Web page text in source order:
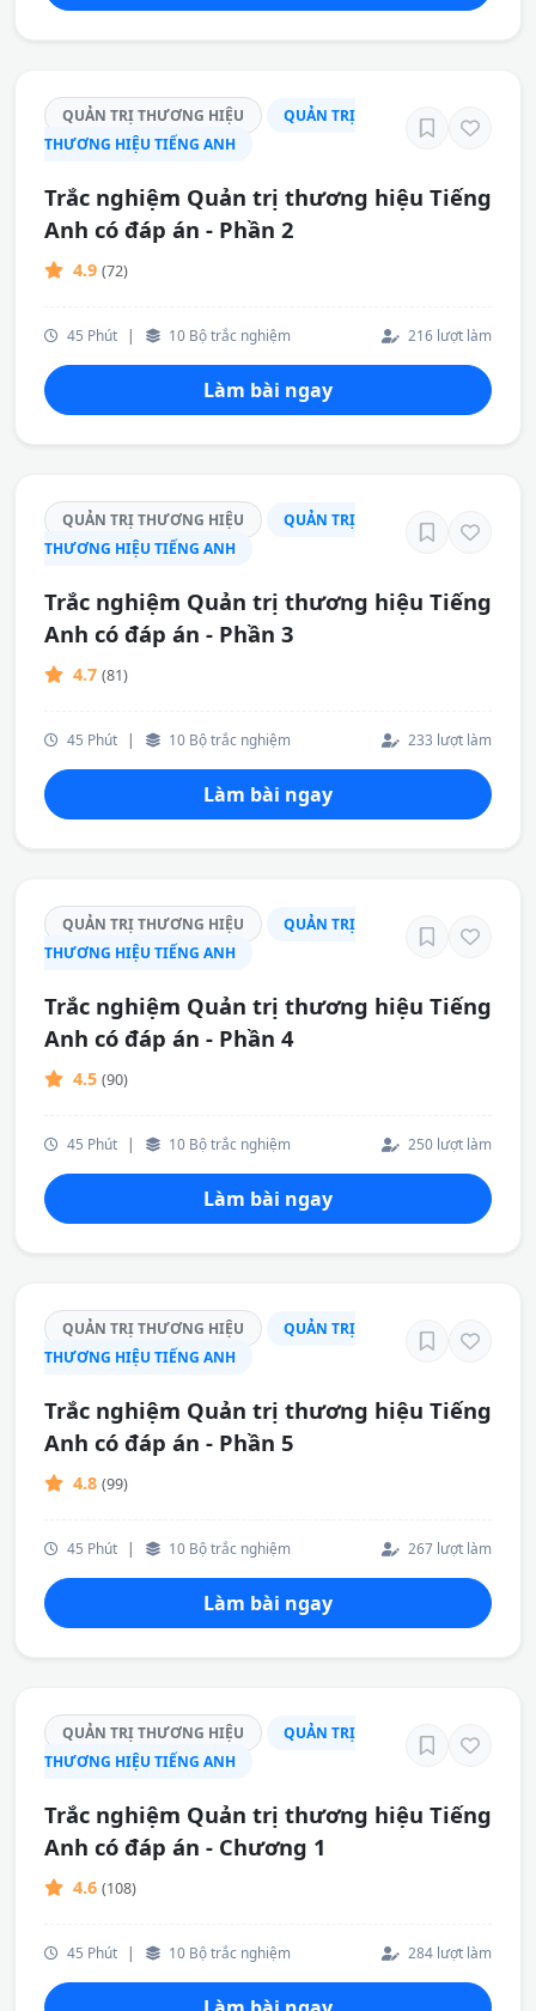
QUẢN TRỊ THƯƠNG HIỆU
QUẢN TRỊ
THƯƠNG HIỆU TIẾNG ANH
Trắc nghiệm Quản trị thương hiệu Tiếng
Anh có đáp án - Phần 2
4.9 (72)
45 Phút | 10 Bộ trắc nghiệm 216 lượt làm
Làm bài ngay
QUẢN TRỊ THƯƠNG HIỆU
QUẢN TRỊ
THƯƠNG HIỆU TIẾNG ANH
Trắc nghiệm Quản trị thương hiệu Tiếng
Anh có đáp án - Phần 3
4.7 (81)
45 Phút | 10 Bộ trắc nghiệm 233 lượt làm
Làm bài ngay
QUẢN TRỊ THƯƠNG HIỆU
QUẢN TRỊ
THƯƠNG HIỆU TIẾNG ANH
Trắc nghiệm Quản trị thương hiệu Tiếng
Anh có đáp án - Phần 4
4.5 (90)
45 Phút | 10 Bộ trắc nghiệm 250 lượt làm
Làm bài ngay
QUẢN TRỊ THƯƠNG HIỆU
QUẢN TRỊ
THƯƠNG HIỆU TIẾNG ANH
Trắc nghiệm Quản trị thương hiệu Tiếng
Anh có đáp án - Phần 5
4.8 (99)
45 Phút | 10 Bộ trắc nghiệm 267 lượt làm
Làm bài ngay
QUẢN TRỊ THƯƠNG HIỆU
QUẢN TRỊ
THƯƠNG HIỆU TIẾNG ANH
Trắc nghiệm Quản trị thương hiệu Tiếng
Anh có đáp án - Chương 1
4.6 (108)
45 Phút | 10 Bộ trắc nghiệm 284 lượt làm